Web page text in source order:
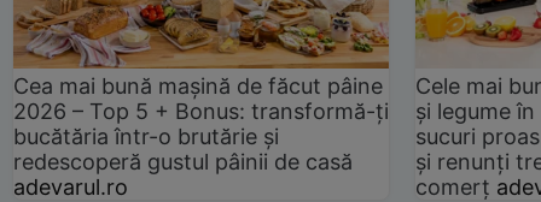
Cea mai bună mașină de făcut pâine
2026 – Top 5 + Bonus: transformă-ți
bucătăria într-o brutărie și
redescoperă gustul pâinii de casă
adevarul.ro
Cele mai
și legume
sucuri
și renunți
comerț